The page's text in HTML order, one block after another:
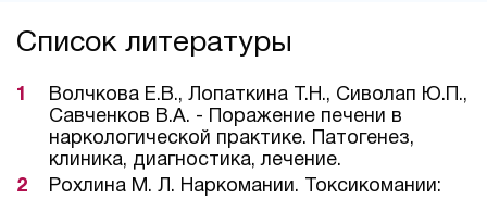
Список литературы
Волчкова Е.В., Лопаткина Т.Н., Сиволап Ю.П.,
Савченков В.А. - Поражение печени в
наркологической практике. Патогенез,
клиника, диагностика, лечение.
Рохлина М. Л. Наркомании. Токсикомании: